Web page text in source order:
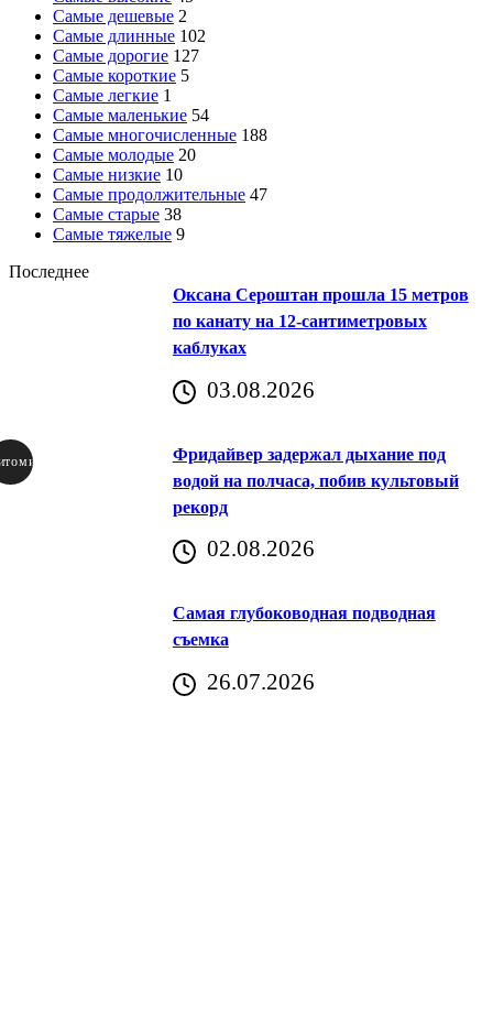
Самые дешевые 2
Самые длинные 102
Самые дорогие 127
Самые короткие 5
Самые легкие 1
Самые маленькие 54
Самые многочисленные 188
Самые молодые 20
Самые низкие 10
Самые продолжительные 47
Самые старые 38
Самые тяжелые 9
Последнее
Оксана Сероштан прошла 15 метров
по канату на 12-сантиметровых
каблуках
03.08.2026
Фридайвер задержал дыхание под
водой на полчаса, побив культовый
рекорд
02.08.2026
Самая глубоководная подводная
съемка
26.07.2026